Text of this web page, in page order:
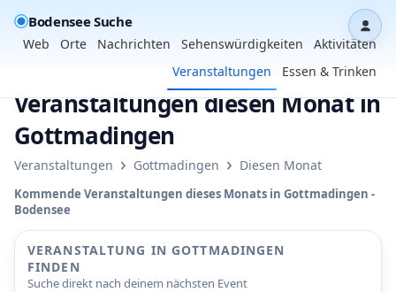
Bodensee Suche
Web Orte Nachrichten Sehenswürdigkeiten
Aktivitäten
Veranstaltungen
Essen & Trinken
Veranstaltungen diesen Monat in
Gottmadingen
Veranstaltungen › Gottmadingen › Diesen Monat
Kommende Veranstaltungen dieses Monats in Gottmadingen -
Bodensee
VERANSTALTUNG IN GOTTMADINGEN
FINDEN
Suche direkt nach deinem nächsten Event